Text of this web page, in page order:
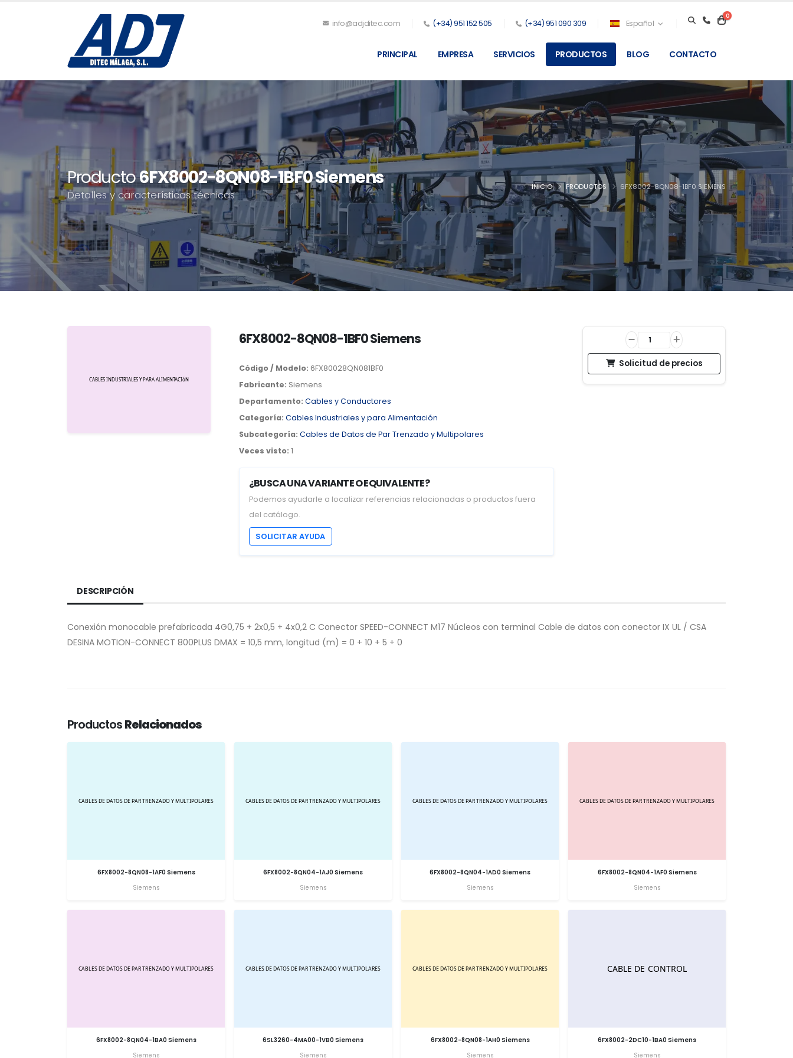
info@adjditec.com (+34) 951 152 505 (+34) 951 090 309 Español
0
PRINCIPAL EMPRESA SERVICIOS PRODUCTOS BLOG CONTACTO
Producto6FX8002-8QN08-1BF0 Siemens
Detalles y características técnicas
INICIO PRODUCTOS 6FX8002-8QN08-1BF0 SIEMENS
6FX8002-8QN08-1BF0 Siemens
Código / Modelo: 6FX80028QN081BF0
Fabricante: Siemens
Departamento: Cables y Conductores
Categoría: Cables Industriales y para Alimentación
Subcategoría: Cables de Datos de Par Trenzado y Multipolares
Veces visto: 1
¿BUSCA UNA VARIANTE O EQUIVALENTE?
Podemos ayudarle a localizar referencias relacionadas o productos fuera
del catálogo.
SOLICITAR AYUDA
Solicitud de precios
DESCRIPCIÓN
Conexión monocable prefabricada 4G0,75 + 2x0,5 + 4x0,2 C Conector SPEED-CONNECT M17 Núcleos con terminal Cable de datos con conector IX UL / CSA
DESINA MOTION-CONNECT 800PLUS DMAX = 10,5 mm, longitud (m) = 0 + 10 + 5 + 0
ProductosRelacionados
6FX8002-8QN08-1AF0 Siemens
Siemens
6FX8002-8QN04-1AJ0 Siemens
Siemens
6FX8002-8QN04-1AD0 Siemens
Siemens
6FX8002-8QN04-1AF0 Siemens
Siemens
6FX8002-8QN04-1BA0 Siemens
Siemens
6SL3260-4MA00-1VB0 Siemens
Siemens
6FX8002-8QN08-1AH0 Siemens
Siemens
6FX8002-2DC10-1BA0 Siemens
Siemens